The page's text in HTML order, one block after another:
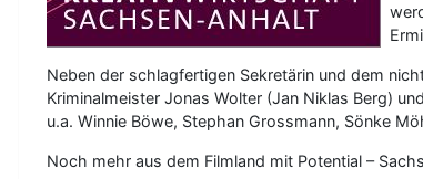
Neben der schlagfertigen Sekretärin und dem
Kriminalmeister Jonas Wolter (Jan Niklas Berg)
u.a. Winnie Böwe, Stephan Grossmann, Sönke
Noch mehr aus dem Filmland mit Potential –